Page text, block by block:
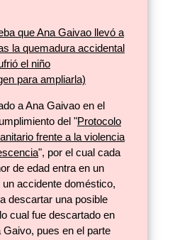
que Ana Gaivao llevó a
la quemadura accidental
el niño
para ampliarla)
a Ana Gaivao en el
del "Protocolo
frente a la violencia
", por el cual cada
de edad entra en un
accidente doméstico,
descartar una posible
cual fue descartado en
pues en el parte